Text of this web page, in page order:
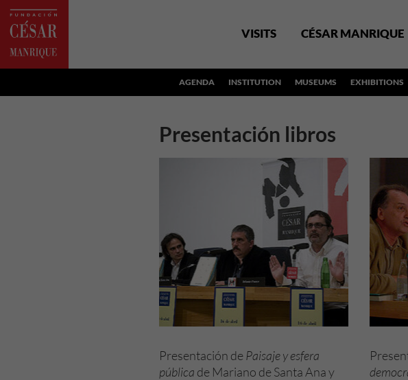
VISITS CÉSAR MANRIQUE
AGENDA INSTITUTION MUSEUMS EXHIBITIONS
Presentación libros
Presentación dePaisaje y esfera
pública de Mariano de Santa Ana y